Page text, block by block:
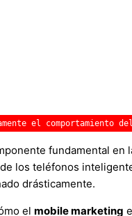
el comportamiento
fundamental en
los teléfonos
drásticamente.
el mobile marketing